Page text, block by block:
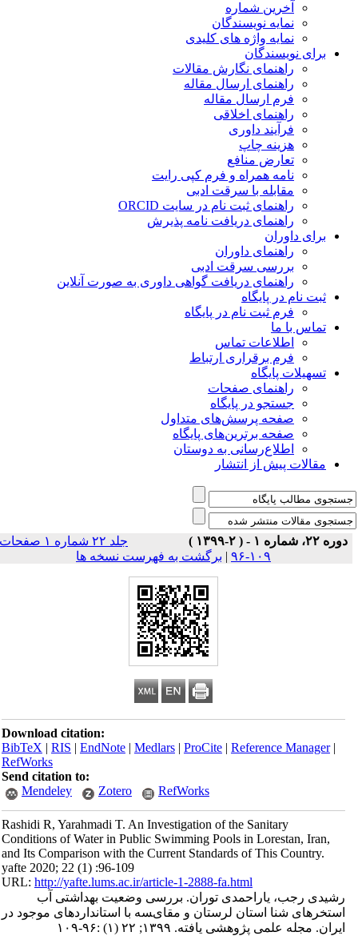
آخرین شماره
نمایه نویسندگان
نمایه واژه های کلیدی
برای نویسندگان
راهنمای نگارش مقالات
راهنمای ارسال مقاله
فرم ارسال مقاله
راهنمای اخلاقی
فرآیند داوری
هزینه چاپ
تعارض منافع
نامه همراه و فرم کپی رایت
مقابله با سرقت ادبی
راهنمای ثبت نام در سایت ORCID
راهنمای دریافت نامه پذیرش
برای داوران
راهنمای داوران
بررسی سرقت ادبی
راهنمای دریافت گواهی داوری به صورت آنلاین
ثبت نام در پایگاه
فرم ثبت نام در پایگاه
تماس با ما
اطلاعات تماس
فرم برقراری ارتباط
تسهیلات پایگاه
راهنمای صفحات
جستجو در پایگاه
صفحه پرسش‌های متداول
صفحه برترین‌های پایگاه
اطلاع‌رسانی به دوستان
مقالات پیش از انتشار
دوره ۲۲، شماره ۱ - ( ۲-۱۳۹۹ )
جلد ۲۲ شماره ۱ صفحات
۱۰۹-۹۶
|برگشت به فهرست نسخه ها
Download citation:
BibTeX|RIS|EndNote|Medlars|ProCite|Reference Manager
RefWorks
Send citation to:
Mendeley
Zotero RefWorks
Rashidi R, Yarahmadi T. An Investigation of the Sanitary
Conditions of Water in Public Swimming Pools in Lorestan, Iran,
and Its Comparison with the Current Standards of This Country.
yafte 2020; 22 (1) :96-109
URL:http://yafte.lums.ac.ir/article-1-2888-fa.html
رشیدی رجب، یاراحمدی توران. بررسی وﺿﻌﯿﺖ ﺑﻬﺪاشتی آب
اﺳﺘﺨﺮﻫﺎی ﺷﻨﺎ استان لرستان و ﻣﻘﺎیﺴﻪ ﺑﺎ اﺳﺘﺎﻧﺪاردﻫﺎی موجود در
ایران. مجله علمی پژوهشی یافته. ۱۳۹۹; ۲۲ (۱) :۹۶-۱۰۹